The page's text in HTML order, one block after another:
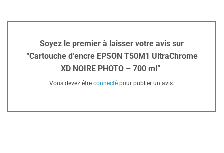
Soyez le premier à laisser votre avis sur
“Cartouche d’encre EPSON T50M1 UltraChrome
XD NOIRE PHOTO – 700 ml”
Vous devez être connecté pour publier un avis.